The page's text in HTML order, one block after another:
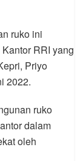
ruko ini
RRI yang
Priyo
2022.
ruko
dalam
oleh